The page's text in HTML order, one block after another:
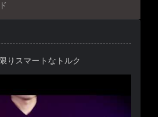
りスマートなトルク